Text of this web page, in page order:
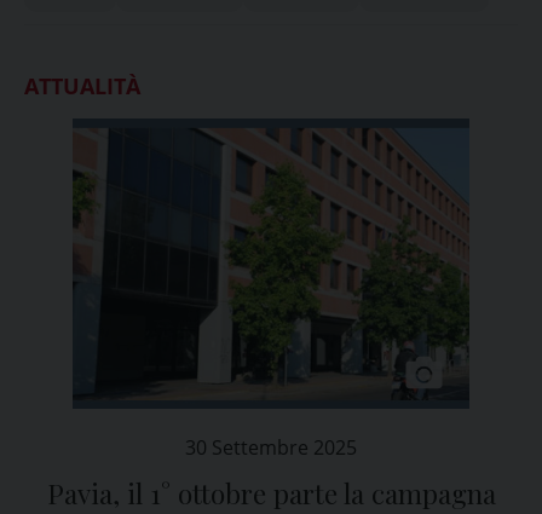
ATTUALITÀ
30 Settembre 2025
Pavia, il 1° ottobre parte la campagna